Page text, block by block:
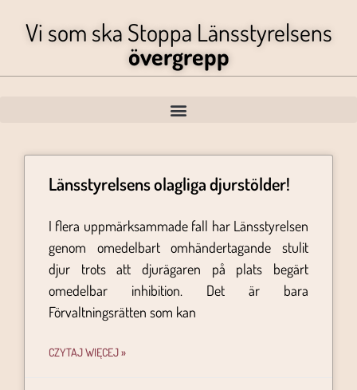
Vi som ska Stoppa Länsstyrelsens
övergrepp
Länsstyrelsens olagliga djurstölder!
I flera uppmärksammade fall har Länsstyrelsen
genom omedelbart omhändertagande stulit
djur trots att djurägaren på plats begärt
omedelbar inhibition. Det är bara
Förvaltningsrätten som kan
CZYTAJ WIĘCEJ »